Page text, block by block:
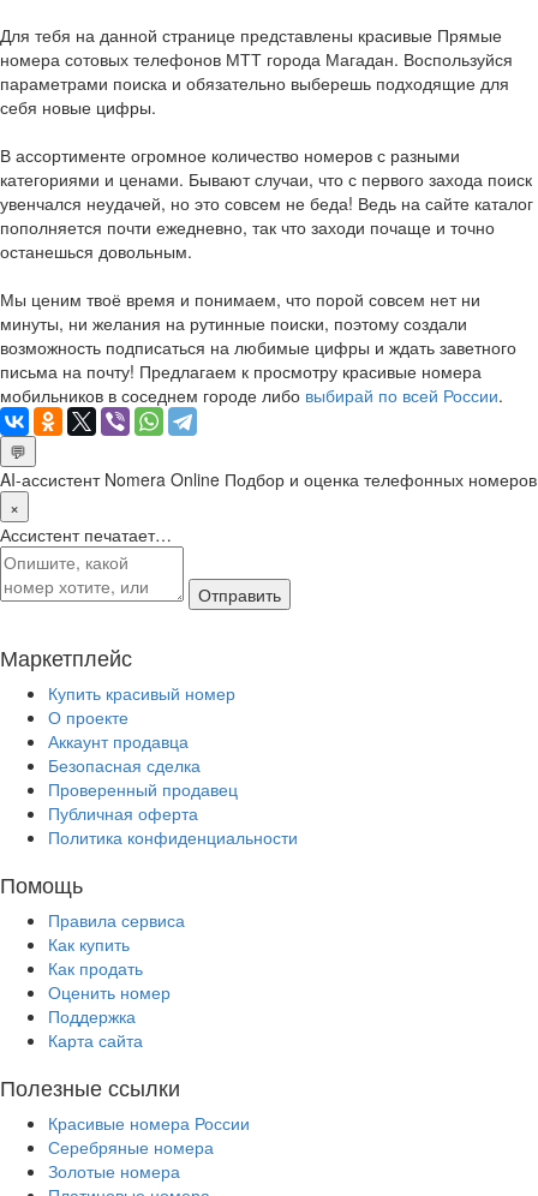
Для тебя на данной странице представлены красивые Прямые
номера сотовых телефонов МТТ города Магадан. Воспользуйся
параметрами поиска и обязательно выберешь подходящие для
себя новые цифры.
В ассортименте огромное количество номеров с разными
категориями и ценами. Бывают случаи, что с первого захода поиск
увенчался неудачей, но это совсем не беда! Ведь на сайте каталог
пополняется почти ежедневно, так что заходи почаще и точно
останешься довольным.
Мы ценим твоё время и понимаем, что порой совсем нет ни
минуты, ни желания на рутинные поиски, поэтому создали
возможность подписаться на любимые цифры и ждать заветного
письма на почту! Предлагаем к просмотру красивые номера
мобильников в соседнем городе либо выбирай по всей России.
💬
AI-ассистент Nomera Online Подбор и оценка телефонных номеров
×
Ассистент печатает…
Отправить
Маркетплейс
Купить красивый номер
О проекте
Аккаунт продавца
Безопасная сделка
Проверенный продавец
Публичная оферта
Политика конфиденциальности
Помощь
Правила сервиса
Как купить
Как продать
Оценить номер
Поддержка
Карта сайта
Полезные ссылки
Красивые номера России
Серебряные номера
Золотые номера